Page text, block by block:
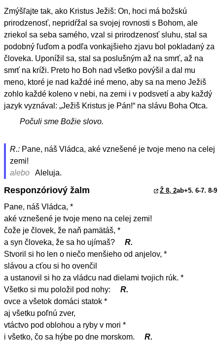
Zmýšľajte tak, ako Kristus Ježiš: On, hoci má božskú
prirodzenosť, nepridŕžal sa svojej rovnosti s Bohom, ale
zriekol sa seba samého, vzal si prirodzenosť sluhu, stal sa
podobný ľuďom a podľa vonkajšieho zjavu bol pokladaný za
človeka. Uponížil sa, stal sa poslušným až na smrť, až na
smrť na kríži. Preto ho Boh nad všetko povýšil a dal mu
meno, ktoré je nad každé iné meno, aby sa na meno Ježiš
zohlo každé koleno v nebi, na zemi i v podsvetí a aby každý
jazyk vyznával: „Ježiš Kristus je Pán!“ na slávu Boha Otca.
Počuli sme Božie slovo.
R.: Pane, náš Vládca, aké vznešené je tvoje meno na celej
zemi!
alebo
Aleluja.
Responzóriový žalm Ž 8, 2ab+5. 6-7. 8-9
Pane, náš Vládca, *
aké vznešené je tvoje meno na celej zemi!
čože je človek, že naň pamätáš, *
a syn človeka, že sa ho ujímaš?
R.
Stvoril si ho len o niečo menšieho od anjelov, *
slávou a cťou si ho ovenčil
a ustanovil si ho za vládcu nad dielami tvojich rúk. *
Všetko si mu položil pod nohy:
R.
ovce a všetok domáci statok *
aj všetku poľnú zver,
vtáctvo pod oblohou a ryby v mori *
i všetko, čo sa hýbe po dne morskom.
R.